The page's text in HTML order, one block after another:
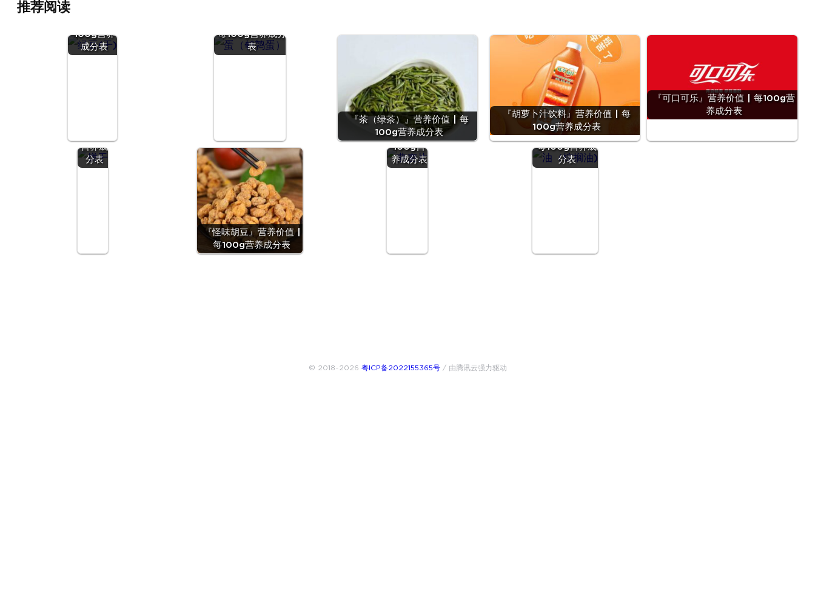
推荐阅读
100g营养
成分表
每100g营养成分
表
『茶（绿茶）』营养价值 | 每
100g营养成分表
『胡萝卜汁饮料』营养价值 | 每
100g营养成分表
『可口可乐』营养价值 | 每100g营
养成分表
营养成
分表
『怪味胡豆』营养价值 |
每100g营养成分表
『燕麦
片』营养
价值 | 每
100g营
养成分表
『油（棕榈
油)』营养价值 |
每100g营养成
分表
© 2018~2026 粤ICP备2022155365号/ 由腾讯云强力驱动